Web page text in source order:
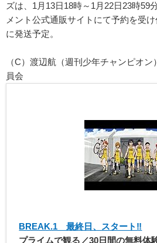
ズは、1月13日18時～1月22日23時59
メント公式通販サイトにて予約を受
に発送予定。
（C）渡辺航（週刊少年チャンピオ
員会
BREAK.1 最終日、スタート‼
プライムで観る／30日間の無料体